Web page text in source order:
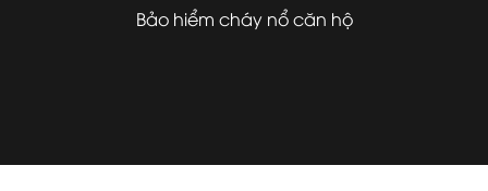
Bảo hiểm cháy nổ căn hộ